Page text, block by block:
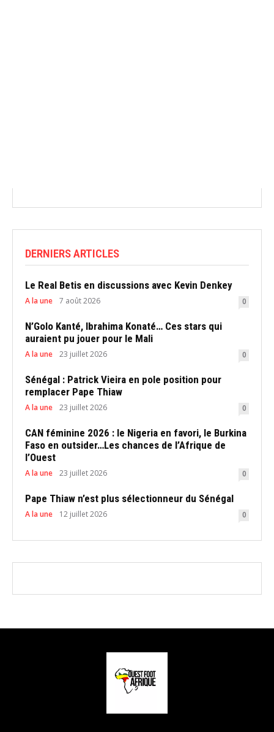
DERNIERS ARTICLES
Le Real Betis en discussions avec Kevin Denkey
A la une 7 août 2026 0
N’Golo Kanté, Ibrahima Konaté… Ces stars qui
auraient pu jouer pour le Mali
A la une 23 juillet 2026 0
Sénégal : Patrick Vieira en pole position pour
remplacer Pape Thiaw
A la une 23 juillet 2026 0
CAN féminine 2026 : le Nigeria en favori, le Burkina
Faso en outsider…Les chances de l’Afrique de
l’Ouest
A la une 23 juillet 2026 0
Pape Thiaw n’est plus sélectionneur du Sénégal
A la une 12 juillet 2026 0